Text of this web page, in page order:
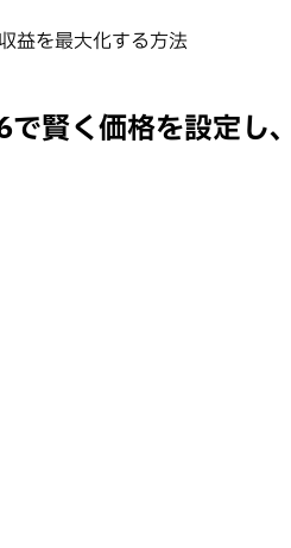
益を最大化する方法
賢く価格を設定し